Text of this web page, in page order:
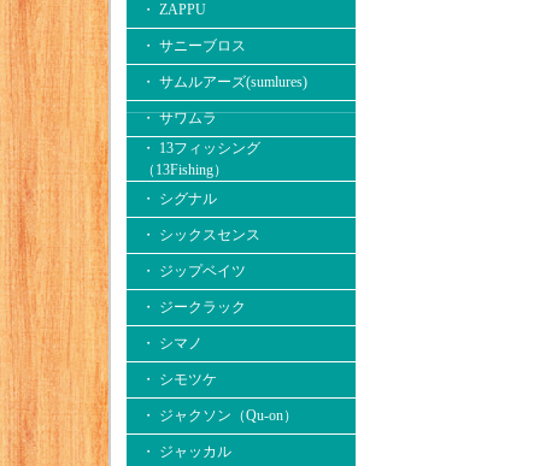
・ ZAPPU
・ サニーブロス
・ サムルアーズ(sumlures)
・ サワムラ
・ 13フィッシング
（13Fishing）
・ シグナル
・ シックスセンス
・ ジップベイツ
・ ジークラック
・ シマノ
・ シモツケ
・ ジャクソン（Qu-on）
・ ジャッカル